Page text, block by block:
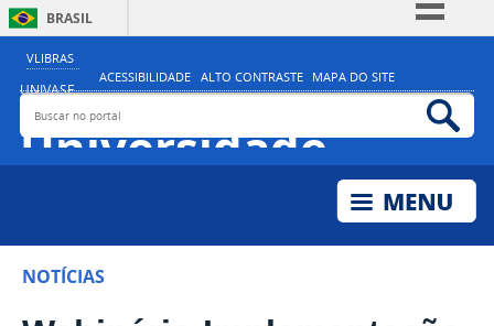
BRASIL
Comunica BR
Legislação
VLIBRAS
ACESSIBILIDADE ALTO CONTRASTE MAPA DO SITE
UNIVASF
Universidade
Federal do Vale do
São Francisco
MINISTÉRIO DA EDUCAÇÃO
Buscar no portal
NOTÍCIAS